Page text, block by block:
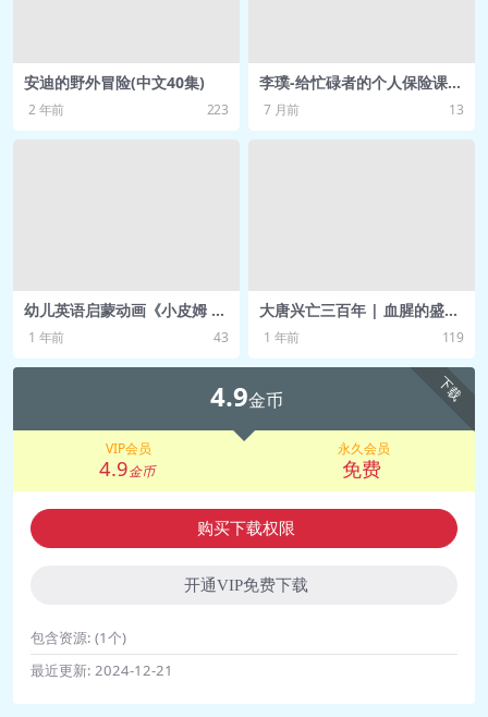
安迪的野外冒险(中文40集)
2 年前 223
李璞-给忙碌者的个人保险课
“终身受益的风险管理课”得到
网盘资源
7 月前 13
幼儿英语启蒙动画《小皮姆 Li
ttle Pim (视频+音频+PDF) 》
1 年前 43
大唐兴亡三百年 | 血腥的盛唐
丨董宇辉、俞敏洪推荐[喜马拉
雅有声书]
1 年前 119
下载
4.9金币
VIP会员
4.9金币
永久会员
免费
购买下载权限
开通VIP免费下载
包含资源: (1个)
最近更新: 2024-12-21